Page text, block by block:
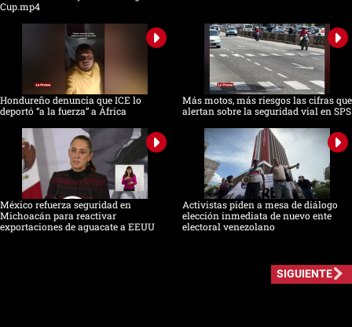
Cup.mp4
Hondureño denuncia que ICE lo
deportó “a la fuerza” a África
Más motos, más riesgos las cifras que
alertan sobre la seguridad vial en SPS
México refuerza seguridad en
Michoacán para reactivar
exportaciones de aguacate a EEUU
Activistas piden a mesa de diálogo
elección inmediata de nuevo ente
electoral venezolano
SIGUIENTE